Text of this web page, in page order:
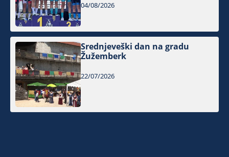
04/08/2026
Srednjeveški dan na gradu
Žužemberk
22/07/2026